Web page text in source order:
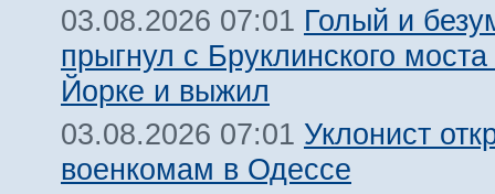
03.08.2026 07:01 Голый и
прыгнул с Бруклинского
Йорке и выжил
03.08.2026 07:01 Уклонист
военкомам в Одессе